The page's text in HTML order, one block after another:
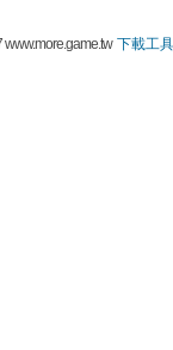
www.more.game.tw下載工